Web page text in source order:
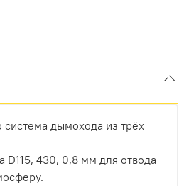
система дымохода из трёх
D115, 430, 0,8 мм для отвода